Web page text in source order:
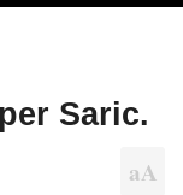
Saric.